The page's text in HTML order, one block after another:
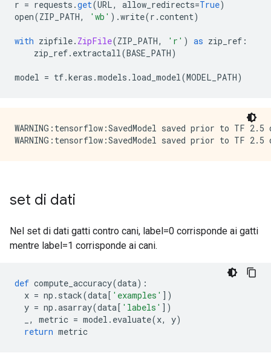
r = requests .get(URL, allow_redirects=True)
open(ZIP_PATH, 'wb' ).write(r .content)
with zipfile. ZipFile(ZIP_PATH, 'r' ) as zip_ref :
zip_ref. extractall(BASE_PATH)
model = tf.keras .models . load_model(MODEL_PATH)
WARNING:tensorflow:SavedModel saved prior to TF
set di dati
Nel set di dati gatti contro cani, label=0 corrisponde ai gatti
mentre label=1 corrisponde ai cani.
def compute_accuracy(data):
x = np . stack(data[ 'examples' ])
y = np .asarray(data[ 'labels' ])
, metric = model . evaluate(x, y)
return metric